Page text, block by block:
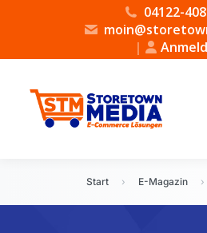
04122-
|
Start › E-Magazin ›